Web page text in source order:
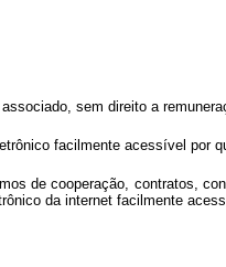
sem direito a
facilmente acessível por
de cooperação, contratos,
da internet facilmente